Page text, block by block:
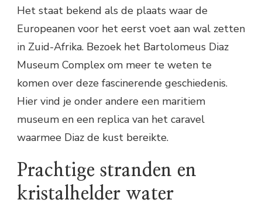
Het staat bekend als de plaats waar de
Europeanen voor het eerst voet aan wal zetten
in Zuid-Afrika. Bezoek het Bartolomeus Diaz
Museum Complex om meer te weten te
komen over deze fascinerende geschiedenis.
Hier vind je onder andere een maritiem
museum en een replica van het caravel
waarmee Diaz de kust bereikte.
Prachtige stranden en
kristalhelder water